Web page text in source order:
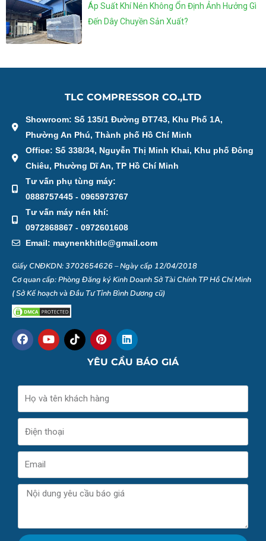
Áp Suất Khí Nén Không Ổn Định Ảnh Hưởng Gì
Đến Dây Chuyền Sản Xuất?
TLC COMPRESSOR CO.,LTD
Showroom: Số 135/1 Đường ĐT743, Khu Phố 1A,
Phường An Phú, Thành phố Hồ Chí Minh
Office: Số 338/34, Nguyễn Thị Minh Khai, Khu phố Đông
Chiêu, Phường Dĩ An, TP Hồ Chí Minh
Tư vấn phụ tùng máy:
0888757445 - 0965973767
Tư vấn máy nén khí:
0972868867 - 0972601608
Email: maynenkhitlc@gmail.com
Giấy CNĐKDN: 3702654626 – Ngày cấp 12/04/2018
Cơ quan cấp: Phòng Đăng ký Kinh Doanh Sở Tài Chính TP Hồ Chí Minh
( Sở Kế hoạch và Đầu Tư Tỉnh Bình Dương cũ)
F
a
c
o
o
Y
o
u
b
e
I
c
o
t
i
t
-
a
n
-
s
P
i
n
t
r
e
t
L
i
n
k
d
YÊU CẦU BÁO GIÁ
Message